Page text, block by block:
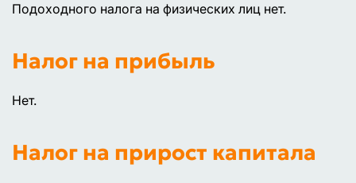
Подоходного налога на физических лиц нет.
Налог на прибыль
Нет.
Налог на прирост капитала